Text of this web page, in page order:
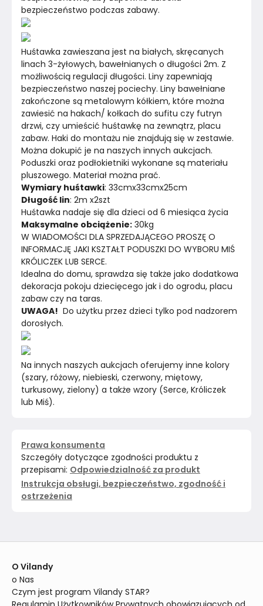
bezpieczeństwo podczas zabawy.
Huśtawka zawieszana jest na białych, skręcanych
linach 3-żyłowych, bawełnianych o długości 2m. Z
możliwością regulacji długości. Liny zapewniają
bezpieczeństwo naszej pociechy. Liny bawełniane
zakończone są metalowym kółkiem, które można
zawiesić na hakach/ kołkach do sufitu czy futryn
drzwi, czy umieścić huśtawkę na zewnątrz, placu
zabaw. Haki do montażu nie znajdują się w zestawie.
Można dokupić je na naszych innych aukcjach.
Poduszki oraz podłokietniki wykonane są materiału
pluszowego. Materiał można prać.
Wymiary huśtawki: 33cmx33cmx25cm
Długość lin: 2m x2szt
Huśtawka nadaje się dla dzieci od 6 miesiąca życia
Maksymalne obciążenie: 30kg
W WIADOMOŚCI DLA SPRZEDAJĄCEGO PROSZĘ O
INFORMACJĘ JAKI KSZTAŁT PODUSZKI DO WYBORU MIŚ
KRÓLICZEK LUB SERCE.
Idealna do domu, sprawdza się także jako dodatkowa
dekoracja pokoju dziecięcego jak i do ogrodu, placu
zabaw czy na taras.
UWAGA! Do użytku przez dzieci tylko pod nadzorem
dorosłych.
Na innych naszych aukcjach oferujemy inne kolory
(szary, różowy, niebieski, czerwony, miętowy,
turkusowy, zielony) a także wzory (Serce, Króliczek
lub Miś).
Prawa konsumenta
Szczegóły dotyczące zgodności produktu z
przepisami: Odpowiedzialność za produkt
Instrukcja obsługi, bezpieczeństwo, zgodność i
ostrzeżenia
O Vilandy
o Nas
Czym jest program Vilandy STAR?